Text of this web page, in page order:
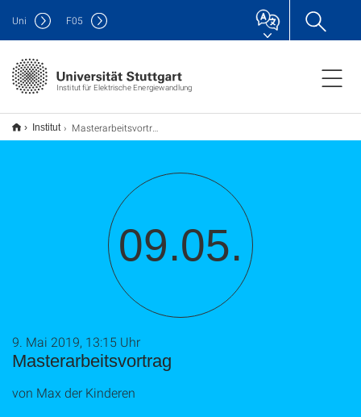
Institut für Elektrische Energiewandlung
Uni F05
Institut Masterarbeitsvortrag
09.05.
Masterarbeitsvortrag
9. Mai 2019, 13:15 Uhr
von Max der Kinderen